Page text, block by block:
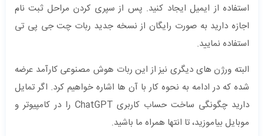
استفاده از ایمیل ایجاد کنید. پس از سپری کردن مراحل ثبت نام
اجازه دارید به صورت رایگان از نسخه جدید ربات چت جی پی تی
استفاده نمایید.
البته ورژن های دیگری نیز از این ربات هوش مصنوعی کارآمد عرضه
شده که در ادامه به نحوه کار با آن ها اشاره خواهیم کرد‌. اگر تمایل
دارید چگونگی ساخت حساب کاربری ChatGPT را در کامپیوتر و
موبایل بیاموزید، تا انتها همراه ما باشید.